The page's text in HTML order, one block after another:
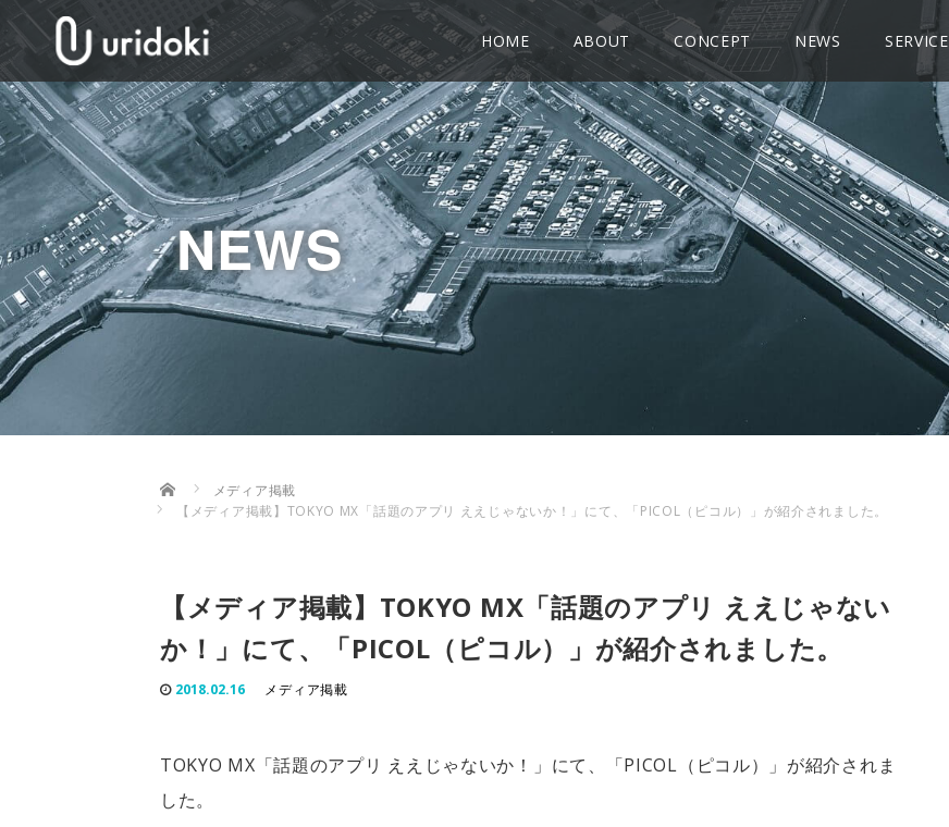
HOME ABOUT CONCEPT NEWS SERVICE
NEWS
Home
メディア掲載
【メディア掲載】TOKYO MX「話題のアプリ ええじゃないか！」にて、「PICOL（ピコル）」が紹介されました。
【メディア掲載】TOKYO MX「話題のアプリ ええじゃない
か！」にて、「PICOL（ピコル）」が紹介されました。
2018.02.16 メディア掲載
TOKYO MX「話題のアプリ ええじゃないか！」にて、「PICOL（ピコル）」が紹介されま
した。